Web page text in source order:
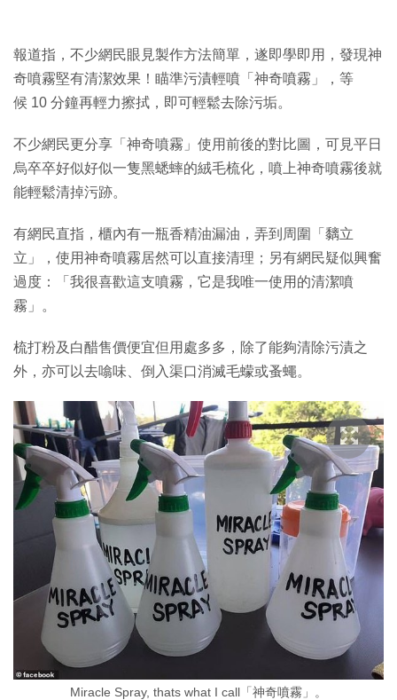
報道指，不少網民眼見製作方法簡單，遂即學即用，發現神
奇噴霧堅有清潔效果！瞄準污漬輕噴「神奇噴霧」，等
候 10 分鐘再輕力擦拭，即可輕鬆去除污垢。
不少網民更分享「神奇噴霧」使用前後的對比圖，可見平日
烏卒卒好似好似一隻黑蟋蟀的絨毛梳化，噴上神奇噴霧後就
能輕鬆清掉污跡。
有網民直指，櫃內有一瓶香精油漏油，弄到周圍「黐立
立」，使用神奇噴霧居然可以直接清理；另有網民疑似興奮
過度：「我很喜歡這支噴霧，它是我唯一使用的清潔噴
霧」。
梳打粉及白醋售價便宜但用處多多，除了能夠清除污漬之
外，亦可以去噏味、倒入渠口消滅毛蠓或蚤蠅。
Miracle Spray, thats what I call「神奇噴霧」。